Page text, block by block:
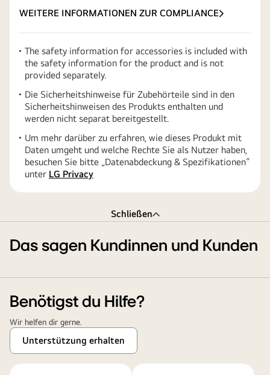
WEITERE INFORMATIONEN ZUR COMPLIANCE
The safety information for accessories is included with
the safety information for the product and is not
provided separately.
Die Sicherheitshinweise für Zubehörteile sind in den
Sicherheitshinweisen des Produkts enthalten und
werden nicht separat bereitgestellt.
Um mehr darüber zu erfahren, wie dieses Produkt mit
Daten umgeht und welche Rechte Sie als Nutzer haben,
besuchen Sie bitte „Datenabdeckung & Spezifikationen“
unter LG Privacy
Schließen
Das sagen Kundinnen und Kunden
Benötigst du Hilfe?
Wir helfen dir gerne.
Unterstützung erhalten